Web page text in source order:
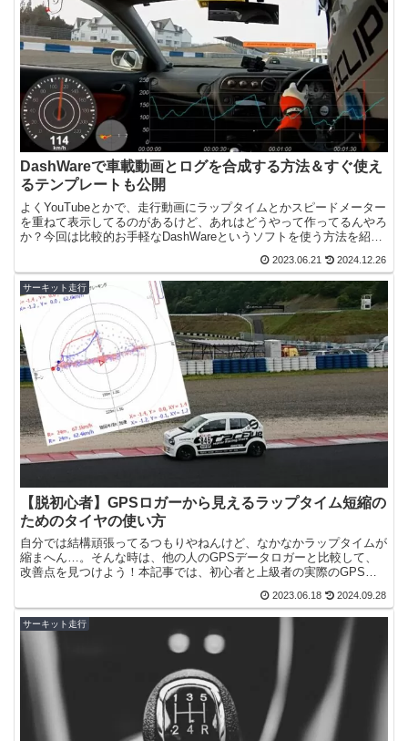
DashWareで車載動画とログを合成する方法＆すぐ使え
るテンプレートも公開
よくYouTubeとかで、走行動画にラップタイムとかスピードメーター
を重ねて表示してるのがあるけど、あれはどうやって作ってるんやろ
か？今回は比較的お手軽なDashWareというソフトを使う方法を紹介
2023.06.21 2024.12.26
サーキット走行
【脱初心者】GPSロガーから見えるラップタイム短縮の
ためのタイヤの使い方
自分では結構頑張ってるつもりやねんけど、なかなかラップタイムが
縮まへん…。そんな時は、他の人のGPSデータロガーと比較して、
改善点を見つけよう！本記事では、初心者と上級者の実際のGPSデ
2023.06.18 2024.09.28
サーキット走行